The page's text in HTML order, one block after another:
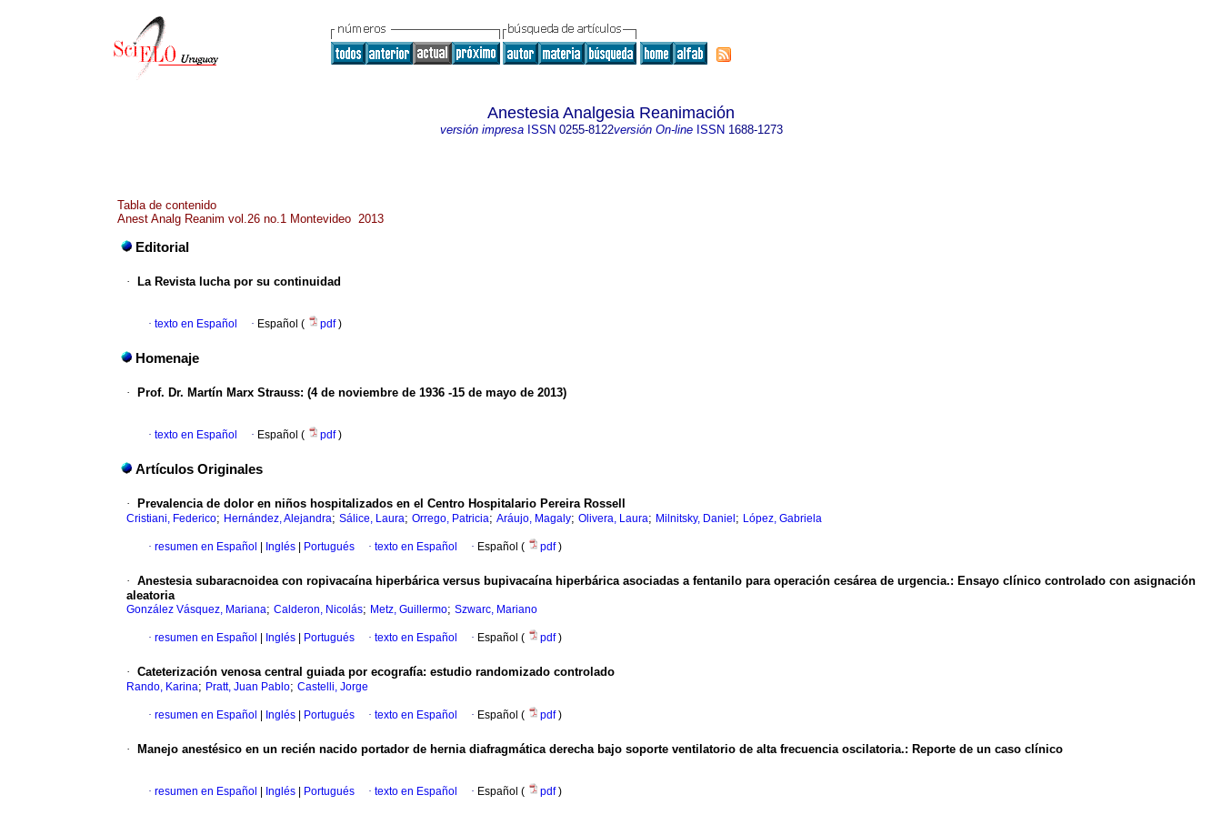
Anestesia Analgesia Reanimación
versión impresaISSN 0255-8122versión On-lineISSN 1688-1273
Tabla de contenido
Anest Analg Reanim vol.26 no.1 Montevideo 2013
Editorial
· La Revista lucha por su continuidad
· texto en Español · Español ( pdf)
Homenaje
· Prof. Dr. Martín Marx Strauss: (4 de noviembre de 1936 -15 de mayo de 2013)
· texto en Español · Español ( pdf)
Artículos Originales
· Prevalencia de dolor en niños hospitalizados en el Centro Hospitalario Pereira Rossell
Cristiani, Federico; Hernández, Alejandra; Sálice, Laura; Orrego, Patricia; Aráujo, Magaly; Olivera, Laura; Milnitsky, Daniel ; López, Gabriela
· resumen en Español Inglés Portugués · texto en Español · Español ( pdf)
· Anestesia subaracnoidea con ropivacaína hiperbárica versus bupivacaína hiperbárica asociadas a fentanilo para operación cesárea de urgencia.: Ensayo clínico controlado con asignación
aleatoria
González Vásquez, Mariana; Calderon, Nicolás; Metz, Guillermo; Szwarc, Mariano
· resumen en Español Inglés Portugués · texto en Español · Español ( pdf)
· Cateterización venosa central guiada por ecografía: estudio randomizado controlado
Rando, Karina; Pratt, Juan Pablo; Castelli, Jorge
· resumen en Español Inglés Portugués · texto en Español · Español ( pdf)
· Manejo anestésico en un recién nacido portador de hernia diafragmática derecha bajo soporte ventilatorio de alta frecuencia oscilatoria.: Reporte de un caso clínico
· resumen en Español Inglés Portugués · texto en Español · Español ( pdf)